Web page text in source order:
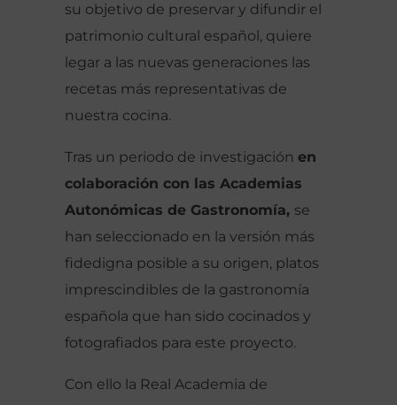
su objetivo de preservar y difundir el
patrimonio cultural español, quiere
legar a las nuevas generaciones las
recetas más representativas de
nuestra cocina.
Tras un periodo de investigación en
colaboración con las Academias
Autonómicas de Gastronomía, se
han seleccionado en la versión más
fidedigna posible a su origen, platos
imprescindibles de la gastronomía
española que han sido cocinados y
fotografiados para este proyecto.
Con ello la Real Academia de